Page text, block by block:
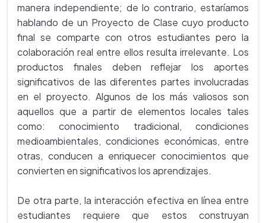
manera independiente; de lo contrario, estaríamos
hablando de un Proyecto de Clase cuyo producto
final se comparte con otros estudiantes pero la
colaboración real entre ellos resulta irrelevante. Los
productos finales deben reflejar los aportes
significativos de las diferentes partes involucradas
en el proyecto. Algunos de los más valiosos son
aquellos que a partir de elementos locales tales
como: conocimiento tradicional, condiciones
medioambientales, condiciones económicas, entre
otras, conducen a enriquecer conocimientos que
convierten en significativos los aprendizajes.
De otra parte, la interacción efectiva en línea entre
estudiantes requiere que estos construyan